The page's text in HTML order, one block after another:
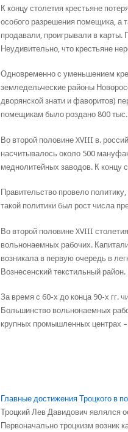
К концу столетия крестьяне
особого разрешения помещика, а
продавали, проигрывали в карты.
Неудивительно, что крестьяне
Одновременно с уменьшением
земледельческие районы
дворянской знати и фаворитов)
помещикам было роздано 800
Во второй половине XVIII в.
насчитывалось около 500
меднолитейных заводов. К концу
Правительство провело
такой политики был рост числа
Во второй половине XVIII
вольнонаемных рабочих.
возникала в первую очередь в
Вознесенский текстильный район.
За время с 60-х до конца 90-х гг.
Большинство вольнонаемных
крупных промышленных центрах
Главные достижения Троцкого в
Троцкий Лев Давидович являлся
Первоначально троцкизм возник